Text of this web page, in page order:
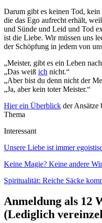
Darum gibt es keinen Tod,
die das Ego aufrecht erhält,
und Sünde und Leid und Tod
ist die Liebe. Wir müssen uns
der Schöpfung in jedem von
„Meister, gibt es ein Leben
„Das weiß ich nicht.“
„Aber bist du denn nicht der
„Ja, aber kein toter Meister.“
Hier ein Überblick der Ansätze
Thema
Interessant
Unsere Liebe ist immer
Keine Magie? Keine andere
Spiritualität: Reiche Säcke
Anmeldung als 12
(Lediglich